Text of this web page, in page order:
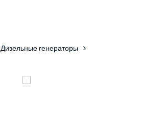
Дизельные генераторы